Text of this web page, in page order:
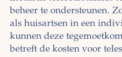
beheer te ondersteunen.
als huisartsen in een
kunnen deze
betreft de kosten voor